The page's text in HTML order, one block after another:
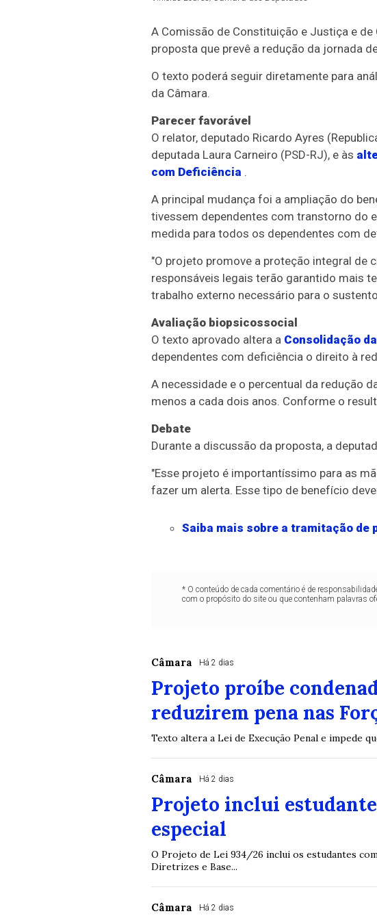
A Comissão de Constituição e Justiça e
proposta que prevê a redução da jornada
O texto poderá seguir diretamente para
da Câmara.
Parecer favorável
O relator, deputado Ricardo Ayres
deputada Laura Carneiro (PSD-RJ), e às
com Deficiência .
A principal mudança foi a ampliação do
tivessem dependentes com transtorno do
medida para todos os dependentes com
"O projeto promove a proteção integral de
responsáveis legais terão garantido mais
trabalho externo necessário para o
Avaliação biopsicossocial
O texto aprovado altera a Consolidação
dependentes com deficiência o direito à
A necessidade e o percentual da redução
menos a cada dois anos. Conforme o
Debate
Durante a discussão da proposta, a
"Esse projeto é importantíssimo para as
fazer um alerta. Esse tipo de benefício
Saiba mais sobre a tramitação de
* O conteúdo de cada comentário é de
com o propósito do site ou que contenham palavras
Câmara Há 2 dias
Projeto proíbe
reduzirem pena nas
Texto altera a Lei de Execução Penal e impede
Câmara Há 2 dias
Projeto inclui
especial
O Projeto de Lei 934/26 inclui os estudantes
Diretrizes e Base...
Câmara Há 2 dias